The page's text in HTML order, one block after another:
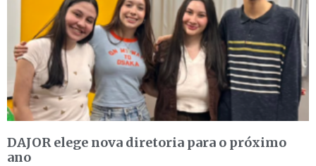
DAJOR elege nova diretoria para o próximo
ano